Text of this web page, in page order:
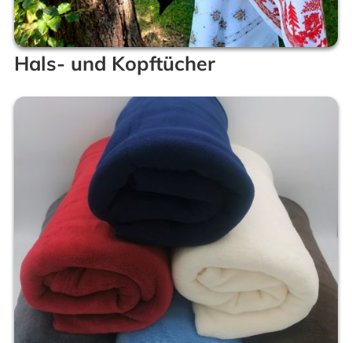
Hals- und Kopftücher